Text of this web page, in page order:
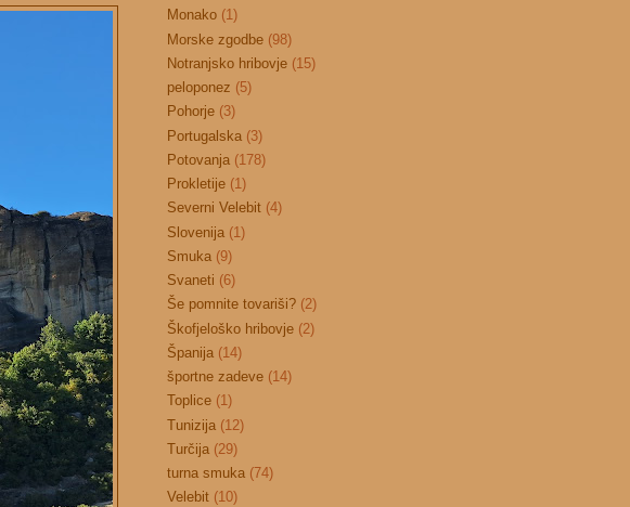
Monako (1)
Morske zgodbe (98)
Notranjsko hribovje (15)
peloponez (5)
Pohorje (3)
Portugalska (3)
Potovanja (178)
Prokletije (1)
Severni Velebit (4)
Slovenija (1)
Smuka (9)
Svaneti (6)
Še pomnite tovariši? (2)
Škofjeloško hribovje (2)
Španija (14)
športne zadeve (14)
Toplice (1)
Tunizija (12)
Turčija (29)
turna smuka (74)
Velebit (10)